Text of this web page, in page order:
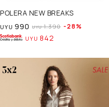
POLERA NEW BREAKS
UYU 990 UYU 1.390 28
UYU 842